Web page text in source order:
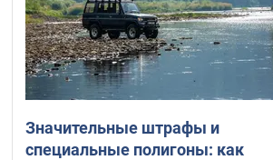
Значительные штрафы и
специальные полигоны: как